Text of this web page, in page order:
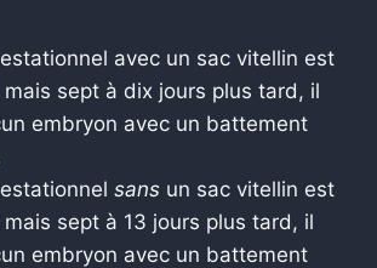
avec un sac vitellin est
sept à dix jours plus tard, il
embryon avec un battement
sans un sac vitellin est
sept à 13 jours plus tard, il
embryon avec un battement